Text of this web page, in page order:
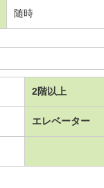
随時
2階以上
エレベーター